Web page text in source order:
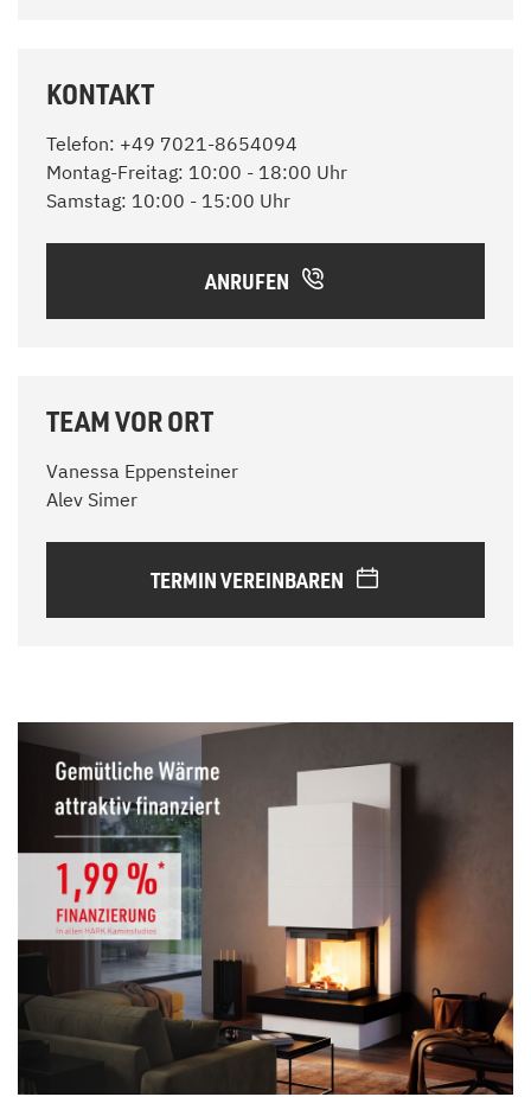
KONTAKT
Telefon: +49 7021-8654094
Montag-Freitag: 10:00 - 18:00 Uhr
Samstag: 10:00 - 15:00 Uhr
ANRUFEN
TEAM VOR ORT
Vanessa Eppensteiner
Alev Simer
TERMIN VEREINBAREN